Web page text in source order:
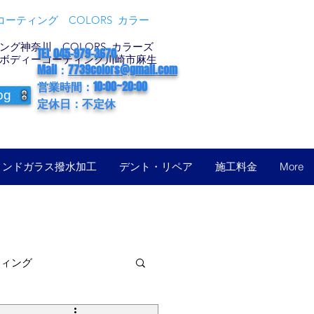
ーティング COLORS カラー
グ神奈川 COLORS カラーズ
ィーコーティング川崎市麻生
TEL 045-979-3670
Mail：7739colors@gmail.com
営業時間：10:00~20:00
定休日：不定休
ンドガラス撥水加工 デント・リペア 施工料金 More
ング